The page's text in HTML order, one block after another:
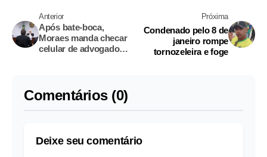
Anterior
Após bate-boca,
Moraes manda checar
celular de advogado
Próxima
Condenado pelo 8 de
janeiro rompe
tornozeleira e foge
Comentários (0)
Deixe seu comentário